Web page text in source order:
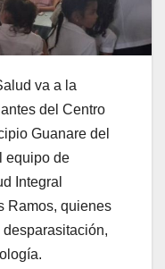
va a la
del Centro
Guanare del
equipo de
Integral
Ramos, quienes
desparasitación,